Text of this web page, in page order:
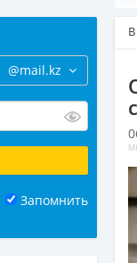
@mail.kz
Запомнить